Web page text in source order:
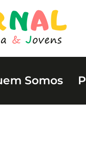
Somos